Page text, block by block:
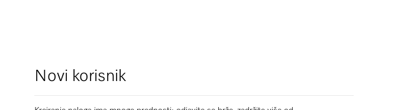
Novi korisnik